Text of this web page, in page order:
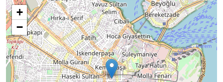
+
−